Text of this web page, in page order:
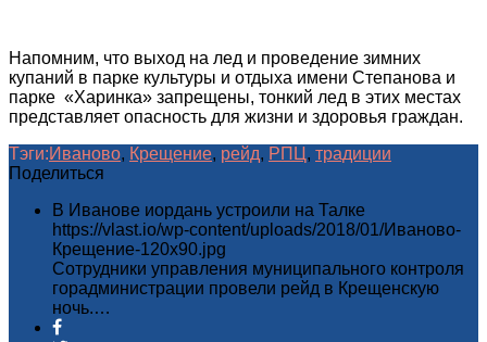
Напомним, что выход на лед и проведение зимних
купаний в парке культуры и отдыха имени Степанова и
парке «Харинка» запрещены, тонкий лед в этих местах
представляет опасность для жизни и здоровья граждан.
Тэги:Иваново, Крещение, рейд, РПЦ , традиции
Поделиться
В Иванове иордань устроили на Талке
https://vlast.io/wp-content/uploads/2018/01/Иваново-
Крещение-120x90.jpg
Сотрудники управления муниципального контроля
горадминистрации провели рейд в Крещенскую
ночь.…